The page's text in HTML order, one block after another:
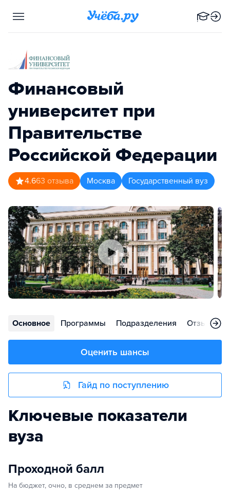
Финансовый
университет при
Правительстве
Российской Федерации
4.663 отзыва Москва Государственный вуз
Основное Программы Подразделения Отзывы
Оценить шансы
Гайд по поступлению
Ключевые показатели
вуза
Проходной балл
На бюджет, очно, в среднем за предмет